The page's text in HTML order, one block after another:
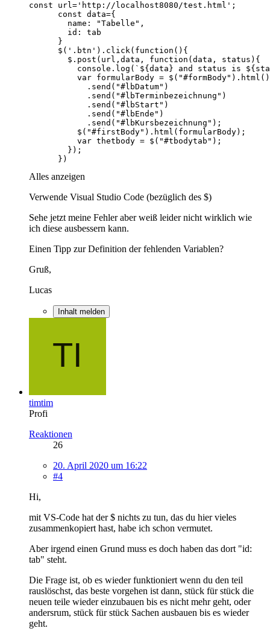
      })
Alles anzeigen
Verwende Visual Studio Code (bezüglich des $)
Sehe jetzt meine Fehler aber weiß leider nicht wirklich wie
ich diese ausbessern kann.
Einen Tipp zur Definition der fehlenden Variablen?
Gruß,
Lucas
Inhalt melden
timtim
Profi
Reaktionen
26
20. April 2020 um 16:22
#4
Hi,
mit VS-Code hat der $ nichts zu tun, das du hier vieles
zusammenkopiert hast, habe ich schon vermutet.
Aber irgend einen Grund muss es doch haben das dort "id:
tab" steht.
Die Frage ist, ob es wieder funktioniert wenn du den teil
rauslöschst, das beste vorgehen ist dann, stück für stück die
neuen teile wieder einzubauen bis es nicht mehr geht, oder
andersrum, stück für stück Sachen ausbauen bis es wieder
geht.